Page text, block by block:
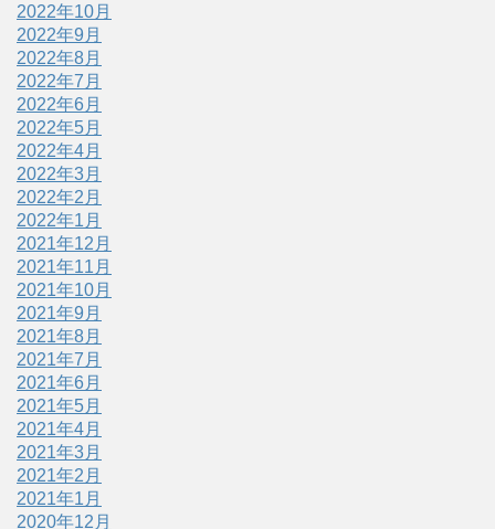
2022年10月
2022年9月
2022年8月
2022年7月
2022年6月
2022年5月
2022年4月
2022年3月
2022年2月
2022年1月
2021年12月
2021年11月
2021年10月
2021年9月
2021年8月
2021年7月
2021年6月
2021年5月
2021年4月
2021年3月
2021年2月
2021年1月
2020年12月